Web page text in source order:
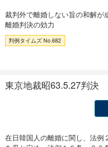
裁判外で離婚しない旨の和解が
離婚判決の効力
判例タイムズ No.682
東京地裁昭63.5.27判決
在日韓国人の離婚に関し、法例